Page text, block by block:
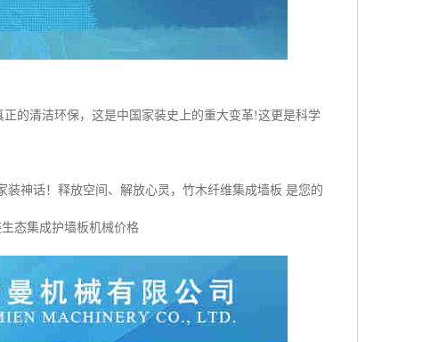
的清洁环保，这是中国家装史上的重大变革!这更是科学
神话！释放空间、解放心灵，竹木纤维集成墙板 是您的
态集成护墙板机械价格